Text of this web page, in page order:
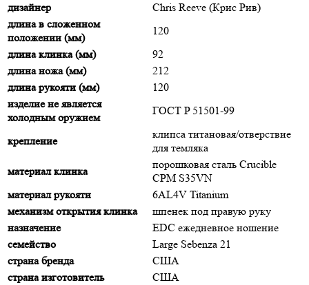
дизайнер
Chris Reeve (Крис Рив)
длина в сложенном
положении (мм)
120
длина клинка (мм)
92
длина ножа (мм)
212
длина рукояти (мм)
120
изделие не является
холодным оружием
ГОСТ P 51501-99
крепление
клипса титановая/отверствие
для темляка
материал клинка
порошковая сталь Crucible
CPM S35VN
материал рукояти
6AL4V Titanium
механизм открытия клинка
шпенек под правую руку
назначение
EDC ежедневное ношение
семейство
Large Sebenza 21
страна бренда
США
страна изготовитель
США